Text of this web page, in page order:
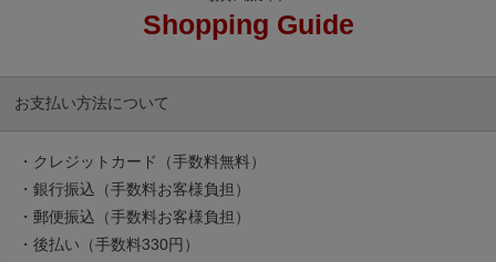
Shopping Guide
お支払い方法について
・クレジットカード（手数料無料）
・銀行振込（手数料お客様負担）
・郵便振込（手数料お客様負担）
・後払い（手数料330円）